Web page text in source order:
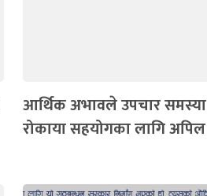
आर्थिक अभावले उपचार समस्या
रोकाया सहयोगका लागि अपिल